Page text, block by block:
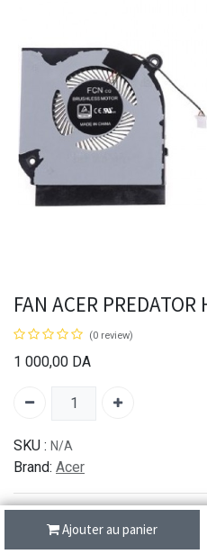
Ajouter au panier
FAN ACER PREDATOR
(0 review)
1 000,00 DA
SKU : N/A
Brand: Acer
شحن سريع من 1 الى 3 ايام